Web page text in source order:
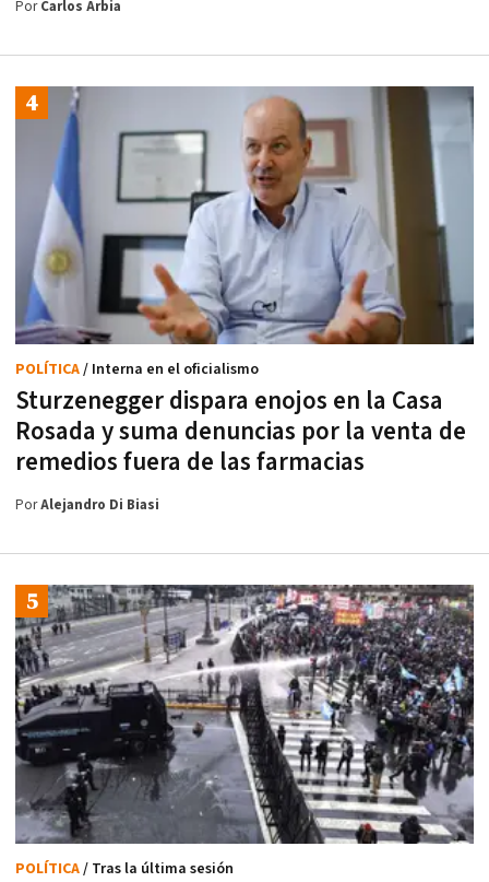
PorCarlos Arbia
Sturzenegger dispara enojos en la Casa
Rosada y suma denuncias por la venta de
remedios fuera de las farmacias
POLÍTICA/ Interna en el oficialismo
PorAlejandro Di Biasi
POLÍTICA/ Tras la última sesión